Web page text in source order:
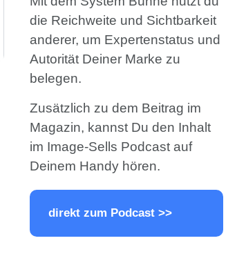
die Reichweite und Sichtbarkeit
anderer, um Expertenstatus und
Autorität Deiner Marke zu
belegen.
Zusätzlich zu dem Beitrag im
Magazin, kannst Du den Inhalt
im Image-Sells Podcast auf
Deinem Handy hören.
direkt zum Podcast >>